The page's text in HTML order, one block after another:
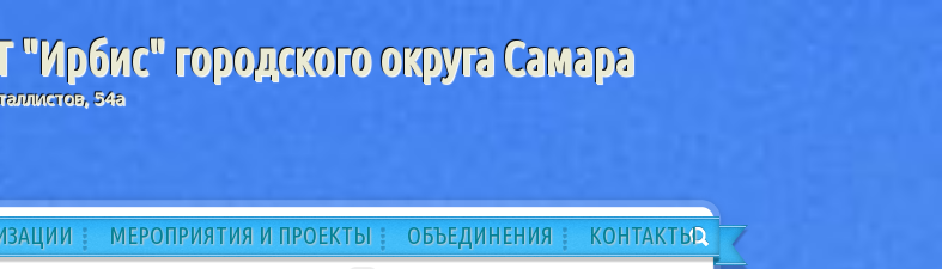
городского округа Самара
54а
МЕРОПРИЯТИЯ И ПРОЕКТЫ ОБЪЕДИНЕНИЯ КОНТАКТЫ